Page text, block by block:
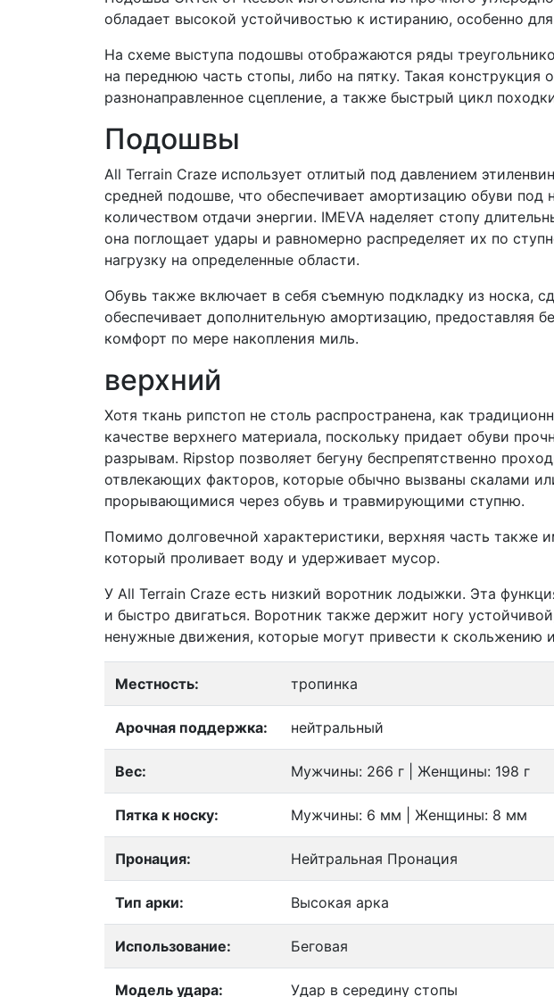
обладает высокой устойчивостью к истиранию, особенно
На схеме выступа подошвы отображаются ряды
на переднюю часть стопы, либо на пятку. Такая конструкция
разнонаправленное сцепление, а также быстрый цикл
Подошвы
All Terrain Craze использует отлитый под давлением
средней подошве, что обеспечивает амортизацию обуви под
количеством отдачи энергии. IMEVA наделяет стопу
она поглощает удары и равномерно распределяет их по
нагрузку на определенные области.
Обувь также включает в себя съемную подкладку из носка,
обеспечивает дополнительную амортизацию, предоставляя
комфорт по мере накопления миль.
верхний
Хотя ткань рипстоп не столь распространена, как
качестве верхнего материала, поскольку придает обуви
разрывам. Ripstop позволяет бегуну беспрепятственно
отвлекающих факторов, которые обычно вызваны скалами
прорывающимися через обувь и травмирующими ступню.
Помимо долговечной характеристики, верхняя часть также
который проливает воду и удерживает мусор.
У All Terrain Craze есть низкий воротник лодыжки. Эта
и быстро двигаться. Воротник также держит ногу
ненужные движения, которые могут привести к скольжению
Местность: тропинка
Арочная поддержка: нейтральный
Вес: Мужчины: 266 г | Женщины: 198 г
Пятка к носку: Мужчины: 6 мм | Женщины: 8 мм
Пронация: Нейтральная Пронация
Тип арки: Высокая арка
Использование: Беговая
Модель удара: Удар в середину стопы